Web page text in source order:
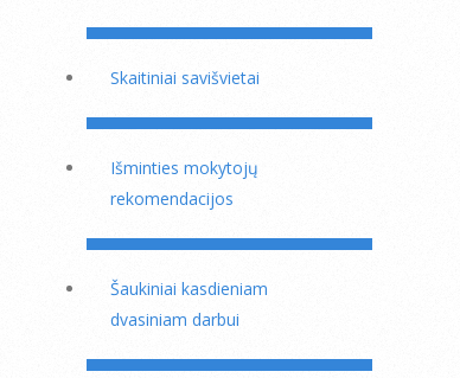
Skaitiniai savišvietai
Išminties mokytojų
rekomendacijos
Šaukiniai kasdieniam
dvasiniam darbui